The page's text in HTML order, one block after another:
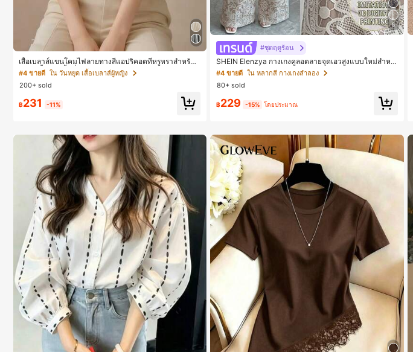
เสื้อเบลาส์แขนโคมไฟลายทางสีแอปริคอตที่หรูหราสำหรับผู้
หญิง, เสื้อแขนสั้นที่ใช้ได้หลากหลายสำหรับการเดินทาง, ตัด
แบบสุ่มสำหรับฤดูร้อน
#4 ขายดี ใน วันหยุด เสื้อเบลาส์ผู้หญิง
200+ sold
฿231 -11%
5
#ชุดฤดูร้อน
SHEIN Elenzya กางเกงคูลอตลายจุดเอวสูงแบบใหม่สำหรั
บฤดูใบไม้ผลิ/ฤดูร้อน, สไตล์หรูหราเหมาะสำหรับใส่ในชีวิต
ประจำวันและทำงาน, ให้ความรู้สึกวินเทจสำหรับฤดูรับปริญ
ญา, เทศกาลดนตรี, การแข่งม้าดาร์บี้, วันประกาศอิสรภาพ
#4 ขายดี ใน หลากสี กางเกงลำลอง
80+ sold
฿229 -15% โดยประมาณ